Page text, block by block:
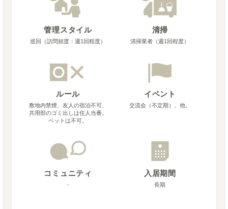
管理スタイル
巡回（訪問頻度：週1回程度）
清掃
清掃業者（週1回程度）
ルール
敷地内禁煙、友人の宿泊不可、
共用部のゴミ出しは住人当番。
ペットは不可。
イベント
交流会（不定期）、他。
コミュニティ
-
入居期間
長期